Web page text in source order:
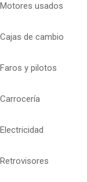
Motores usados
Cajas de cambio
Faros y pilotos
Carrocería
Electricidad
Retrovisores